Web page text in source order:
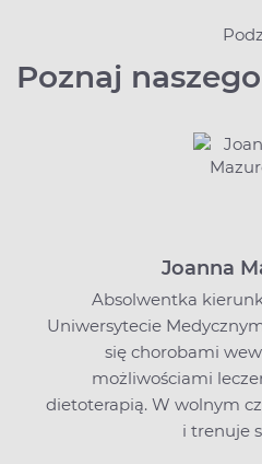
Poznaj
Joanna
Absolwentka
Uniwersytecie
się chorobami
możliwościami
dietoterapią. W wolnym
i trenuje